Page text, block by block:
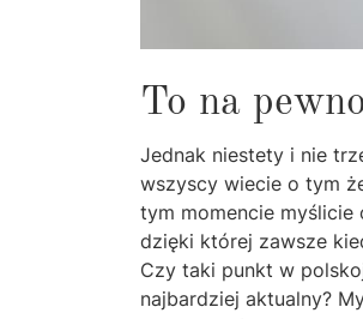
To na
Jednak niestety i nie
wszyscy wiecie o tym
tym momencie
dzięki której zawsze
Czy taki punkt w
najbardziej aktualny?